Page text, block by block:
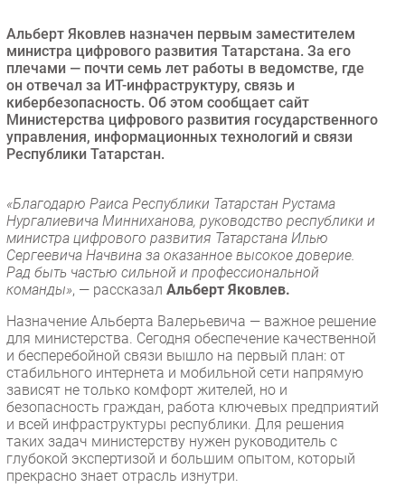
Маркетинг
Торговые сети
Оборудование
ПО
Outsourcing
Финансы
Web
Безопасность
Инновации
CIO/Управление ИТ
Гаджеты
Здоровье
РАЗДЕЛЫ
Новости
Аналитика
Альберт Яковлев назначен первым заместителем
министра цифрового развития Татарстана. За его
плечами — почти семь лет работы в ведомстве, где
он отвечал за ИТ-инфраструктуру, связь и
кибербезопасность. Об этом сообщает сайт
Министерства цифрового развития государственного
управления, информационных технологий и связи
Республики Татарстан.
«Благодарю Раиса Республики Татарстан Рустама
Нургалиевича Минниханова, руководство республики и
министра цифрового развития Татарстана Илью
Сергеевича Начвина за оказанное высокое доверие.
Рад быть частью сильной и профессиональной
команды», — рассказал Альберт Яковлев.
Назначение Альберта Валерьевича — важное решение
для министерства. Сегодня обеспечение качественной
и бесперебойной связи вышло на первый план: от
стабильного интернета и мобильной сети напрямую
зависят не только комфорт жителей, но и
безопасность граждан, работа ключевых предприятий
и всей инфраструктуры республики. Для решения
таких задач министерству нужен руководитель с
глубокой экспертизой и большим опытом, который
прекрасно знает отрасль изнутри.